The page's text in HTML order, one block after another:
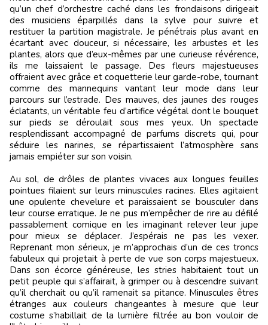
qu’un chef d’orchestre caché dans les frondaisons dirigeait
des musiciens éparpillés dans la sylve pour suivre et
restituer la partition magistrale. Je pénétrais plus avant en
écartant avec douceur, si nécessaire, les arbustes et les
plantes, alors que d’eux-mêmes par une curieuse révérence,
ils me laissaient le passage. Des fleurs majestueuses
offraient avec grâce et coquetterie leur garde-robe, tournant
comme des mannequins vantant leur mode dans leur
parcours sur l’estrade. Des mauves, des jaunes des rouges
éclatants, un véritable feu d’artifice végétal dont le bouquet
sur pieds se déroulait sous mes yeux. Un spectacle
resplendissant accompagné de parfums discrets qui, pour
séduire les narines, se répartissaient l’atmosphère sans
jamais empiéter sur son voisin.
Au sol, de drôles de plantes vivaces aux longues feuilles
pointues filaient sur leurs minuscules racines. Elles agitaient
une opulente chevelure et paraissaient se bousculer dans
leur course erratique. Je ne pus m’empêcher de rire au défilé
passablement comique en les imaginant relever leur jupe
pour mieux se déplacer. J’espérais ne pas les vexer.
Reprenant mon sérieux, je m’approchais d’un de ces troncs
fabuleux qui projetait à perte de vue son corps majestueux.
Dans son écorce généreuse, les stries habitaient tout un
petit peuple qui s’affairait, à grimper ou à descendre suivant
qu’il cherchait ou qu’il ramenait sa pitance. Minuscules êtres
étranges aux couleurs changeantes à mesure que leur
costume s’habillait de la lumière filtrée au bon vouloir de